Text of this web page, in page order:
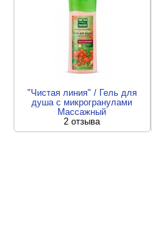
"Чистая линия" / Гель для
душа с микрогранулами
Массажный
2 отзыва